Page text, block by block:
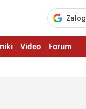
Video Forum